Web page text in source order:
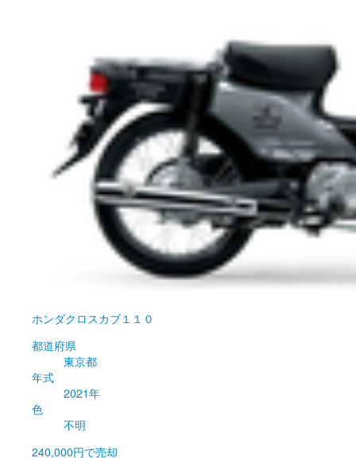
ホンダクロスカブ１１０
都道府県
東京都
年式
2021年
色
不明
240,000円で売却